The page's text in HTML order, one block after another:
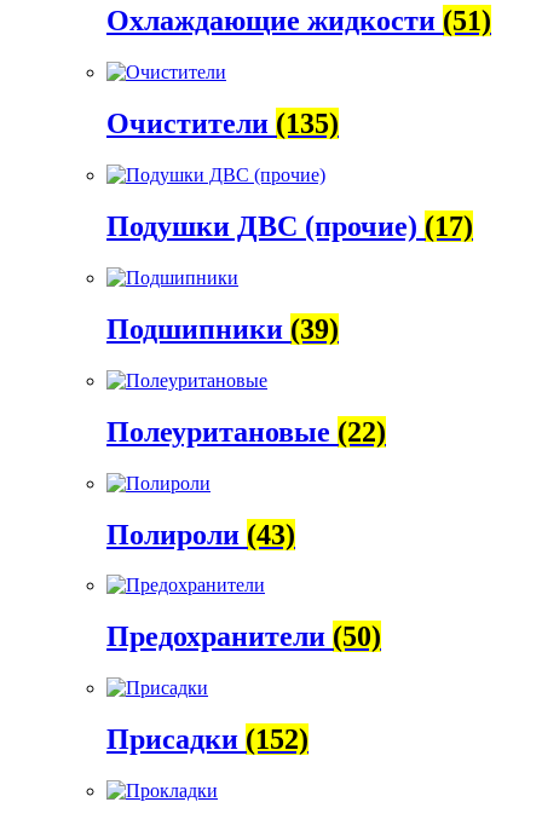
Охлаждающие жидкости (51)
Очистители (135)
Подушки ДВС (прочие) (17)
Подшипники (39)
Полеуритановые (22)
Полироли (43)
Предохранители (50)
Присадки (152)